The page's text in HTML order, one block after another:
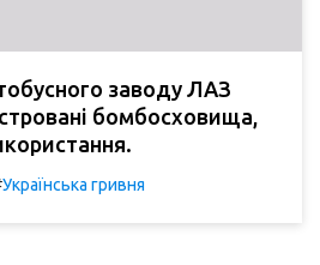
заводу ЛАЗ
бомбосховища,
Українська гривня